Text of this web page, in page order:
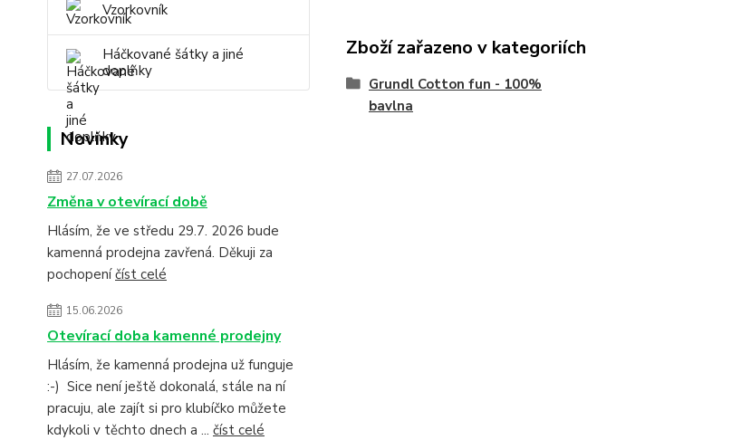
Vzorkovník
Háčkované šátky a jiné
doplňky
Novinky
27.07.2026
Změna v otevírací době
Hlásím, že ve středu 29.7. 2026 bude
kamenná prodejna zavřená. Děkuji za
pochopeníčíst celé
15.06.2026
Otevírací doba kamenné prodejny
Hlásím, že kamenná prodejna už funguje
:-) Sice není ještě dokonalá, stále na ní
pracuju, ale zajít si pro klubíčko můžete
kdykoli v těchto dnech a ... číst celé
Zboží zařazeno v kategoriích
Grundl Cotton fun - 100%
bavlna